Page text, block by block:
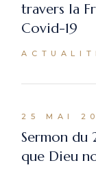
travers la
Covid-19
25 MAI
Sermon du
que Dieu